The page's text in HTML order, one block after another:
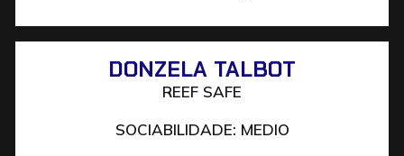
DONZELA TALBOT
REEF SAFE
SOCIABILIDADE: MEDIO